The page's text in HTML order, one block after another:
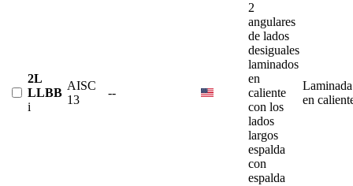
2L
LLBB
i
AISC
13
--
2
angulares
de lados
desiguales
laminados
en
caliente
con los
lados
largos
espalda
con
espalda
Laminada
en